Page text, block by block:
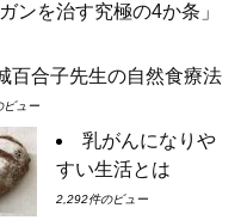
ンを治す究極の4か条」
百合子先生の自然食療法
ビュー
乳がんになりや
すい生活とは
2,292件のビュー